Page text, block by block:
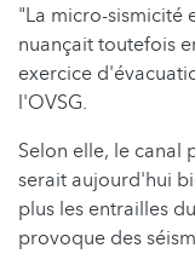
"La micro-sismicité
nuançait toutefois
exercice
l'OVSG.
Selon elle, le canal
serait aujourd'hui
plus les entrailles
provoque des